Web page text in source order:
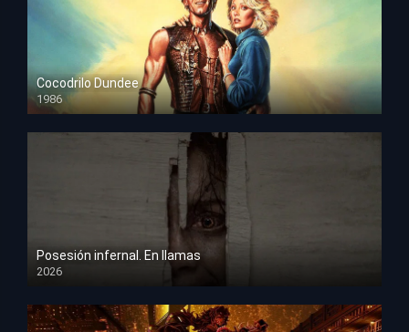
Cocodrilo Dundee
1986
HD 1080p
Posesión infernal. En llamas
2026
HD 1080p